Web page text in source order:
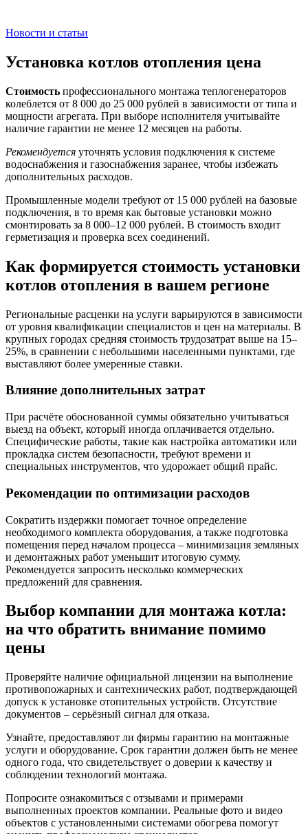
Новости и статьи
Установка котлов отопления цена
Стоимость профессионального монтажа теплогенераторов
колеблется от 8 000 до 25 000 рублей в зависимости от типа и
мощности агрегата. При выборе исполнителя учитывайте
наличие гарантии не менее 12 месяцев на работы.
Рекомендуется уточнять условия подключения к системе
водоснабжения и газоснабжения заранее, чтобы избежать
дополнительных расходов.
Промышленные модели требуют от 15 000 рублей на базовые
подключения, в то время как бытовые установки можно
смонтировать за 8 000–12 000 рублей. В стоимость входит
герметизация и проверка всех соединений.
Как формируется стоимость установки
котлов отопления в вашем регионе
Региональные расценки на услуги варьируются в зависимости
от уровня квалификации специалистов и цен на материалы. В
крупных городах средняя стоимость трудозатрат выше на 15–
25%, в сравнении с небольшими населенными пунктами, где
выставляют более умеренные ставки.
Влияние дополнительных затрат
При расчёте обоснованной суммы обязательно учитываться
выезд на объект, который иногда оплачивается отдельно.
Специфические работы, такие как настройка автоматики или
прокладка систем безопасности, требуют времени и
специальных инструментов, что удорожает общий прайс.
Рекомендации по оптимизации расходов
Сократить издержки помогает точное определение
необходимого комплекта оборудования, а также подготовка
помещения перед началом процесса – минимизация земляных
и демонтажных работ уменьшит итоговую сумму.
Рекомендуется запросить несколько коммерческих
предложений для сравнения.
Выбор компании для монтажа котла:
на что обратить внимание помимо
цены
Проверяйте наличие официальной лицензии на выполнение
противопожарных и сантехнических работ, подтверждающей
допуск к установке отопительных устройств. Отсутствие
документов – серьёзный сигнал для отказа.
Узнайте, предоставляют ли фирмы гарантию на монтажные
услуги и оборудование. Срок гарантии должен быть не менее
одного года, что свидетельствует о доверии к качеству и
соблюдении технологий монтажа.
Попросите ознакомиться с отзывами и примерами
выполненных проектов компании. Реальные фото и видео
объектов с установленными системами обогрева помогут